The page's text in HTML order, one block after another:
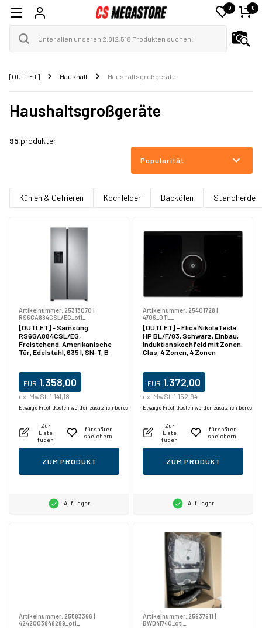
0 0
[OUTLET] Haushalt Haushaltsgroßgeräte
Haushaltsgroßgeräte
95 produkter
Popularität
Kühlen & Gefrieren Kochfelder Backöfen Standherde
Artikelnummer: 25313070 |
RS6GA884CSL/EG_otl_
[OUTLET] - Samsung
RS6GA884CSL/EG,
Freistehend, Amerikanische
Tür, Edelstahl, 635 l, SN-T, B
EUR 1.358,00
ex. MwSt. 1.141,18
Etwaige Frachtkosten werden zusätzlich berechnet.
Produktdatablad
Zur
Liste
fügen
für später
speichern
ZUM PRODUKT
Auf Lager
Artikelnummer: 25401728 |
4706_OTL_
[OUTLET] – Elica NikolaTesla
HP BL/F/83, Schwarz, Einbau,
Induktionskochfeld mit Zonen,
Glas, 4 Zonen, 4 Zonen
EUR 1.372,00
ex. MwSt. 1.152,94
Etwaige Frachtkosten werden zusätzlich
Zur
Liste
fügen
für später
speichern
ZUM PRODUKT
Auf Lager
Artikelnummer: 25583366 |
4242003848289_otl_
Artikelnummer: 25937911 |
BWD41740_otl_